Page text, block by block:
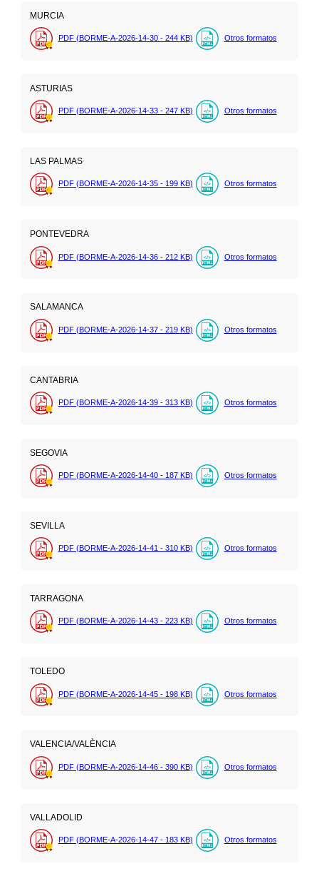
MURCIA
PDF (BORME-A-2026-14-30 - 244 KB) Otros formatos
ASTURIAS
PDF (BORME-A-2026-14-33 - 247 KB) Otros formatos
LAS PALMAS
PDF (BORME-A-2026-14-35 - 199 KB) Otros formatos
PONTEVEDRA
PDF (BORME-A-2026-14-36 - 212 KB) Otros formatos
SALAMANCA
PDF (BORME-A-2026-14-37 - 219 KB) Otros formatos
CANTABRIA
PDF (BORME-A-2026-14-39 - 313 KB) Otros formatos
SEGOVIA
PDF (BORME-A-2026-14-40 - 187 KB) Otros formatos
SEVILLA
PDF (BORME-A-2026-14-41 - 310 KB) Otros formatos
TARRAGONA
PDF (BORME-A-2026-14-43 - 223 KB) Otros formatos
TOLEDO
PDF (BORME-A-2026-14-45 - 198 KB) Otros formatos
VALENCIA/VALÈNCIA
PDF (BORME-A-2026-14-46 - 390 KB) Otros formatos
VALLADOLID
PDF (BORME-A-2026-14-47 - 183 KB) Otros formatos